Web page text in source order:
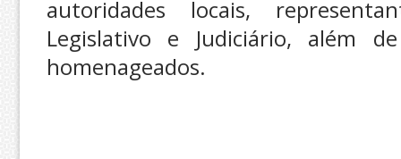
autoridades locais,
Legislativo e Judiciário, além
homenageados.